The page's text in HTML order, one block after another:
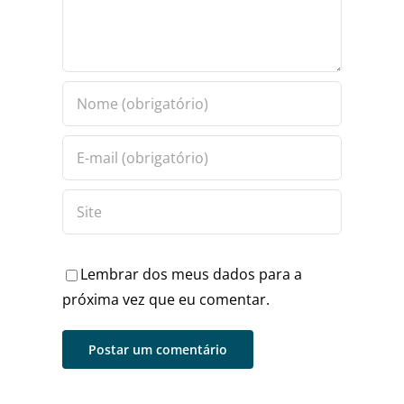
Lembrar dos meus dados para a
próxima vez que eu comentar.